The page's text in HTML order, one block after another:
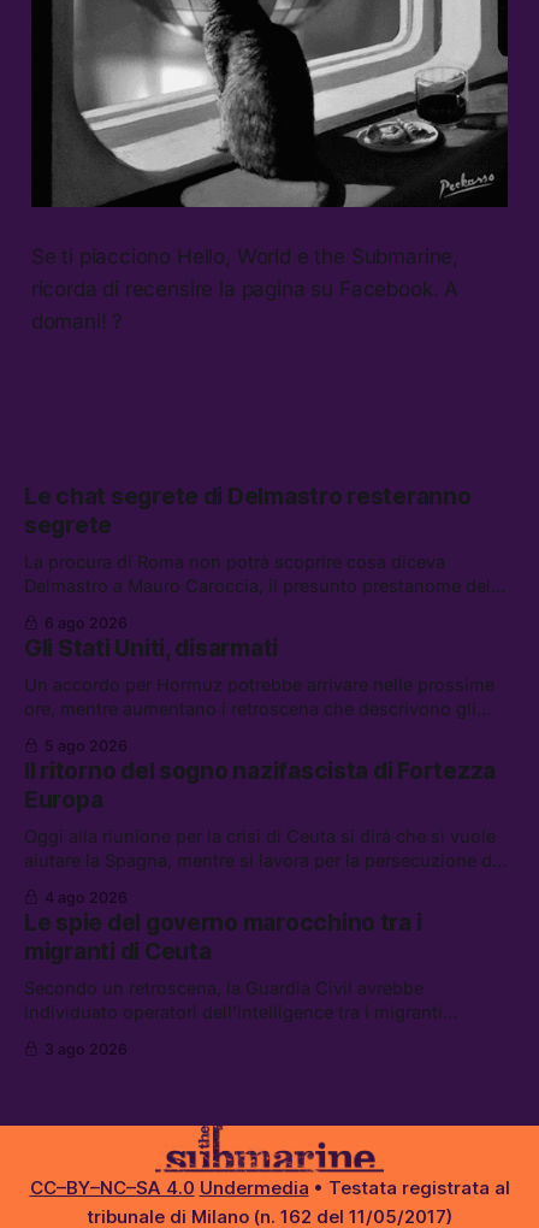
Se ti piacciono Hello, World e the Submarine,
ricorda di recensire la pagina su Facebook. A
domani! ?
Le chat segrete di Delmastro resteranno
segrete
La procura di Roma non potrà scoprire cosa diceva
Delmastro a Mauro Caroccia, il presunto prestanome del
attacchi in Libano, il governo chiederà 36 miliardi di
flessibilità in armi e energia, e Grokipedia è già stata
abbandonata
6 ago 2026
Gli Stati Uniti, disarmati
Un accordo per Hormuz potrebbe arrivare nelle prossime
ore, mentre aumentano i retroscena che descrivono gli
chi aspetta i dispersi di Ceuta, il boom dei carburanti
diluiti, e quanti attivisti anti data center sono stati arrestati
5 ago 2026
Il ritorno del sogno nazifascista di Fortezza
Europa
Oggi alla riunione per la crisi di Ceuta si dirà che si vuole
aiutare la Spagna, mentre si lavora per la persecuzione dei
spontanei a Gaza, un giovane di 19 anni è morto sotto il
sole per raccogliere pomodori, e cosa dice l’AI Act europeo
4 ago 2026
Le spie del governo marocchino tra i
migranti di Ceuta
Secondo un retroscena, la Guardia Civil avrebbe
individuato operatori dell’intelligence tra i migranti
hanno ucciso 19 persone a Gaza; le tensioni nel campo
3 ago 2026
CC–BY–NC–SA 4.0 Undermedia • Testata registrata al
tribunale di Milano (n. 162 del 11/05/2017)